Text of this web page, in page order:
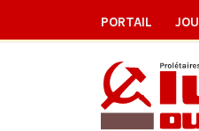
PORTAIL